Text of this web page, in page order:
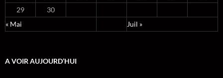
29
30
« Mai
Juil »
A VOIR AUJOURD’HUI